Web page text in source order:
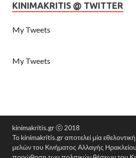
KINIMAKRITIS @ TWITTER
My Tweets
My Tweets
kinimakritis.gr ⓒ 2018
Το kinimakritis.gr αποτελεί μία
μελών του Κινήματος Αλλαγής